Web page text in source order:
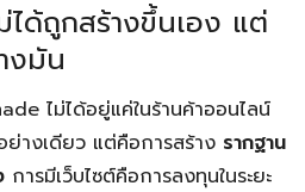
ด้ถูกสร้างขึ้นเอง แต่
งมัน
ไม่ได้อยู่แค่ในร้านค้าออนไลน์
ย่างเดียว แต่คือการสร้าง รากฐาน
การมีเว็บไซต์คือการลงทุนในระยะ